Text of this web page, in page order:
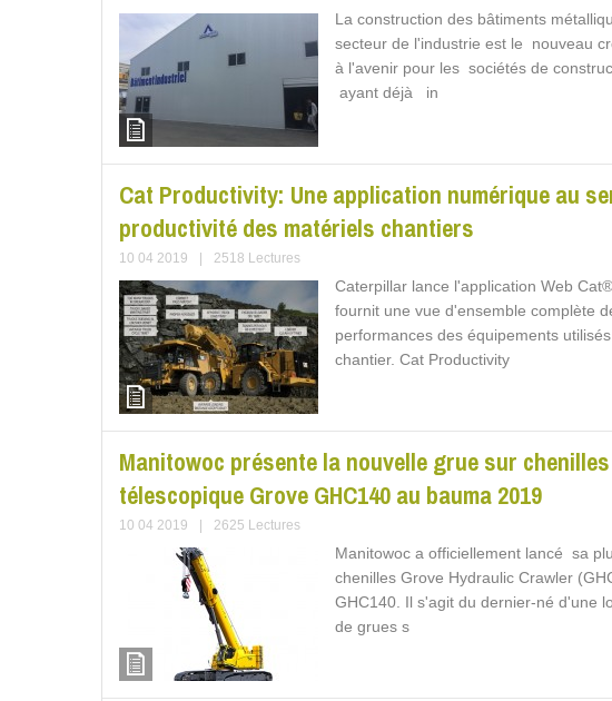
La construction des bâtiments
secteur de l'industrie est le nouveau
à l'avenir pour les sociétés de
ayant déjà in
Cat Productivity: Une application numérique au
productivité des matériels chantiers
10 04 2019 2518 Lectures
Caterpillar lance l'application Web
fournit une vue d'ensemble complète
performances des équipements
chantier. Cat Productivity
Manitowoc présente la nouvelle grue sur chenilles
télescopique Grove GHC140 au bauma 2019
10 04 2019 2625 Lectures
Manitowoc a officiellement lancé sa
chenilles Grove Hydraulic Crawler
GHC140. Il s'agit du dernier-né d'une
de grues s